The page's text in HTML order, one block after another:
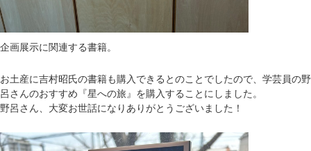
企画展示に関連する書籍。
お土産に吉村昭氏の書籍も購入できるとのことでしたので、学芸員の野
呂さんのおすすめ『星への旅』を購入することにしました。
野呂さん、大変お世話になりありがとうございました！